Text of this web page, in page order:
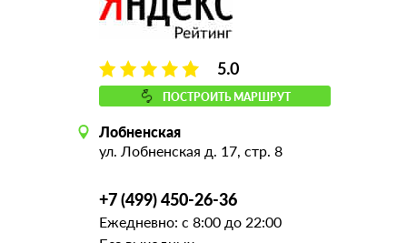
5.0
ПОСТРОИТЬ МАРШРУТ
Лобненская
ул. Лобненская д. 17, стр. 8
+7 (499) 450-26-36
Ежедневно: с 8:00 до 22:00